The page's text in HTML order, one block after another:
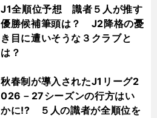
J1全順位予想 識者５人が推す
優勝候補筆頭は？ J2降格の憂
き目に遭いそうな３クラブと
は？
秋春制が導入されたJ1リーグ2
026－27シーズンの行方はい
かに!? ５人の識者が全順位を